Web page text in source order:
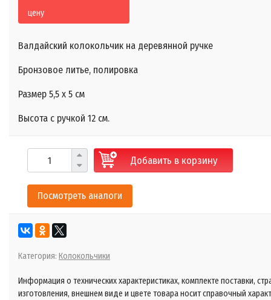
цену
Валдайский колокольчик на деревянной ручке​
Бронзовое литье, полировка
Размер 5,5 х 5 см
Высота с ручкой 12 см.
Добавить в корзину
Посмотреть аналоги
Категория: Колокольчики
Информация о технических характеристиках, комплекте поставки,
изготовления, внешнем виде и цвете товара носит справочный